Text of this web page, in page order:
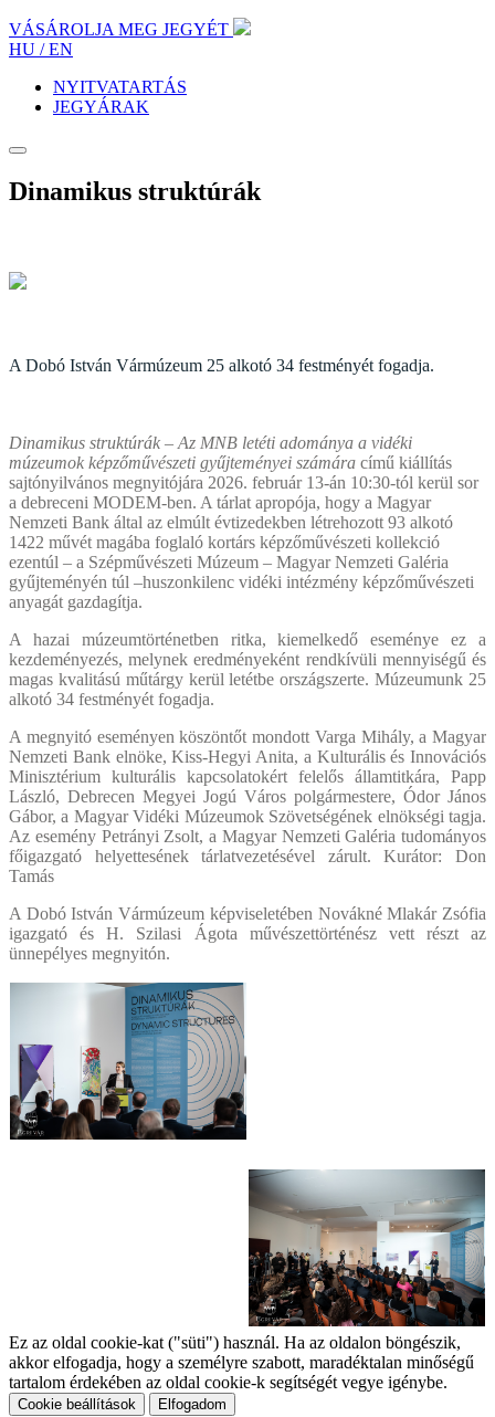
VÁSÁROLJA MEG JEGYÉT
HU /EN
NYITVATARTÁS
JEGYÁRAK
Dinamikus struktúrák
A Dobó István Vármúzeum 25 alkotó 34 festményét fogadja.
Dinamikus struktúrák – Az MNB letéti adománya a vidéki
múzeumok képzőművészeti gyűjteményei számára című kiállítás
sajtónyilvános megnyitójára 2026. február 13-án 10:30-tól kerül sor
a debreceni MODEM-ben. A tárlat apropója, hogy a Magyar
Nemzeti Bank által az elmúlt évtizedekben létrehozott 93 alkotó
1422 művét magába foglaló kortárs képzőművészeti kollekció
ezentúl – a Szépművészeti Múzeum – Magyar Nemzeti Galéria
gyűjteményén túl –huszonkilenc vidéki intézmény képzőművészeti
anyagát gazdagítja.
A hazai múzeumtörténetben ritka, kiemelkedő eseménye ez a
kezdeményezés, melynek eredményeként rendkívüli mennyiségű és
magas kvalitású műtárgy kerül letétbe országszerte. Múzeumunk 25
alkotó 34 festményét fogadja.
A megnyitó eseményen köszöntőt mondott Varga Mihály, a Magyar
Nemzeti Bank elnöke, Kiss-Hegyi Anita, a Kulturális és Innovációs
Minisztérium kulturális kapcsolatokért felelős államtitkára, Papp
László, Debrecen Megyei Jogú Város polgármestere, Ódor János
Gábor, a Magyar Vidéki Múzeumok Szövetségének elnökségi tagja.
Az esemény Petrányi Zsolt, a Magyar Nemzeti Galéria tudományos
főigazgató helyettesének tárlatvezetésével zárult. Kurátor: Don
Tamás
A Dobó István Vármúzeum képviseletében Novákné Mlakár Zsófia
igazgató és H. Szilasi Ágota művészettörténész vett részt az
ünnepélyes megnyitón.
Ez az oldal cookie-kat ("süti") használ. Ha az oldalon böngészik,
akkor elfogadja, hogy a személyre szabott, maradéktalan minőségű
tartalom érdekében az oldal cookie-k segítségét vegye igénybe.
Cookie beállítások Elfogadom